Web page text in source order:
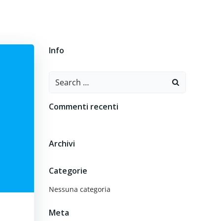
Info
Search
Commenti recenti
Archivi
Categorie
Nessuna categoria
Meta